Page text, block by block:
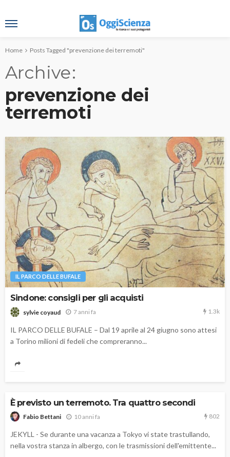
Home Posts Tagged "prevenzione dei terremoti"
Archive
prevenzione dei
terremoti
IL PARCO DELLE BUFALE
Sindone: consigli per gli acquisti
sylvie coyaud 7 anni fa 1.3k
IL PARCO DELLE BUFALE – Dal 19 aprile al 24 giugno sono attesi
a Torino milioni di fedeli che compreranno...
È previsto un terremoto. Tra quattro secondi
Fabio Bettani 10 anni fa 802
JEKYLL - Se durante una vacanza a Tokyo vi state trastullando,
nella vostra stanza in albergo, con le trasmissioni dell'emittente...